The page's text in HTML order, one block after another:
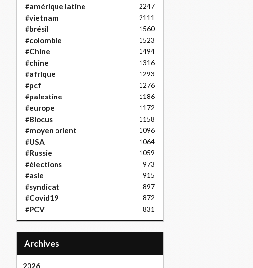
#amérique latine 2247
#vietnam 2111
#brésil 1560
#colombie 1523
#Chine 1494
#chine 1316
#afrique 1293
#pcf 1276
#palestine 1186
#europe 1172
#Blocus 1158
#moyen orient 1096
#USA 1064
#Russie 1059
#élections 973
#asie 915
#syndicat 897
#Covid19 872
#PCV 831
Archives
2026